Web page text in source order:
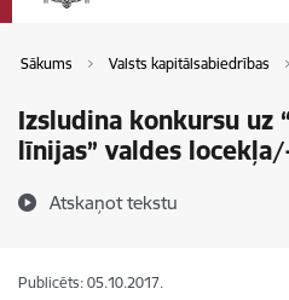
Sākums Valsts kapitālsabiedrības
Izsludina konkursu uz
līnijas” valdes
Atskaņot tekstu
Publicēts: 05.10.2017.